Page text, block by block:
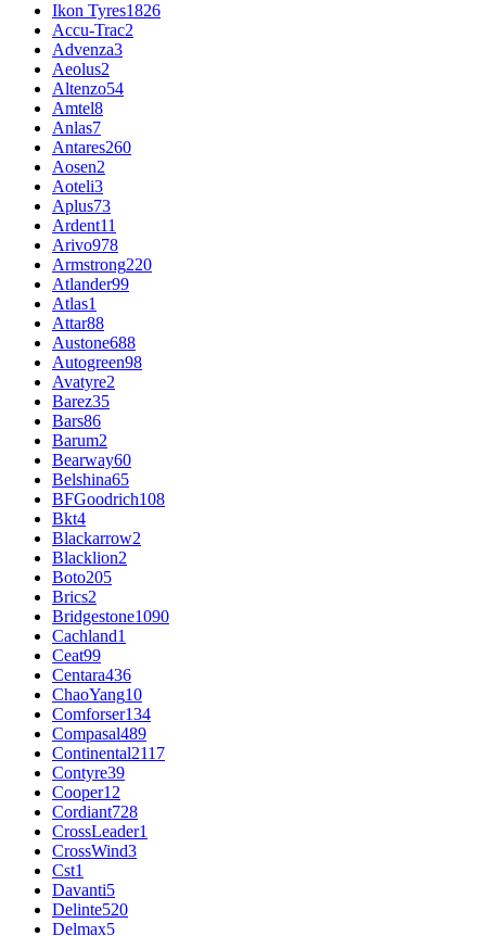
Ikon Tyres1826
Accu-Trac2
Advenza3
Aeolus2
Altenzo54
Amtel8
Anlas7
Antares260
Aosen2
Aoteli3
Aplus73
Ardent11
Arivo978
Armstrong220
Atlander99
Atlas1
Attar88
Austone688
Autogreen98
Avatyre2
Barez35
Bars86
Barum2
Bearway60
Belshina65
BFGoodrich108
Bkt4
Blackarrow2
Blacklion2
Boto205
Brics2
Bridgestone1090
Cachland1
Ceat99
Centara436
ChaoYang10
Comforser134
Compasal489
Continental2117
Contyre39
Cooper12
Cordiant728
CrossLeader1
CrossWind3
Cst1
Davanti5
Delinte520
Delmax5